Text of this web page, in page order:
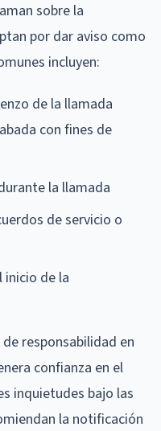
sobre la
por dar aviso como
incluyen:
de la llamada
con fines de
la llamada
de servicio o
inicio de la
responsabilidad en
confianza en el
inquietudes bajo las
la notificación